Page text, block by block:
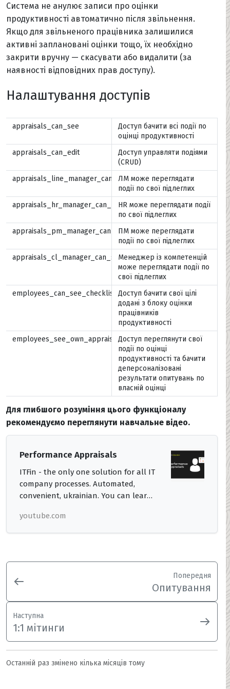
Система не анулює записи про оцінки
продуктивності автоматично після звільнення.
Якщо для звільненого працівника залишилися
активні заплановані оцінки тощо, їх необхідно
закрити вручну — скасувати або видалити (за
наявності відповідних прав доступу).
Налаштування доступів
appraisals_can_see
Доступ бачити всі події по
оцінці продуктивності
appraisals_can_edit
Доступ управляти подіями
(CRUD)
appraisals_line_manager_can_see_ownЛМ може переглядати
події по свої підлеглих
appraisals_hr_manager_can_see_ownHR може переглядати події
по свої підлеглих
appraisals_pm_manager_can_see_ownПМ може переглядати
події по свої підлеглих
appraisals_cl_manager_can_see_ownМенеджер із компетенцій
може переглядати події по
свої підлеглих
employees_can_see_checklistsДоступ бачити свої цілі
додані з блоку оцінки
працівників
продуктивності
employees_see_own_appraisalДоступ переглянути свої
події по оцінці
продуктивності та бачити
деперсоналізовані
результати опитувань по
власній оцінці
Для глибшого розуміння цього функціоналу
рекомендуємо переглянути навчальне відео.
Performance Appraisals
ITFin - the only one solution for all IT
company processes. Automated,
convenient, ukrainian. You can learn
by followi...
youtube.com
Попередня
Опитування
Наступна
1:1 мітинги
Останній раз змінено кілька місяців тому